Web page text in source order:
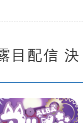
目配信 決